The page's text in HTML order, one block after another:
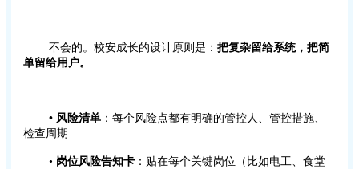
不会的。校安成长的设计原则是： 把复杂留给系统，把简
单留给用户。
• 风险清单 ：每个风险点都有明确的管控人、管控措施、
检查周期
• 岗位风险告知卡 ：贴在每个关键岗位（比如电工、食堂